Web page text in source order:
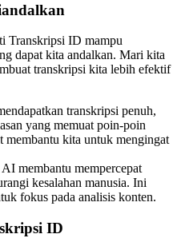
Transkripsi ID mampu
dapat kita andalkan. Mari kita
transkripsi kita lebih efektif
transkripsi penuh,
yang memuat poin-poin
membantu kita untuk mengingat
membantu mempercepat
kesalahan manusia. Ini
fokus pada analisis konten.
ID